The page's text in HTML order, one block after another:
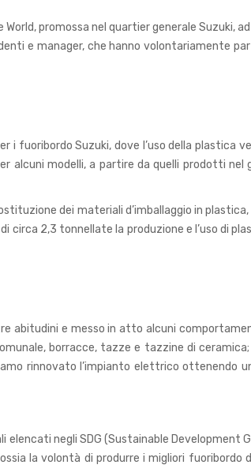
promossa nel quartier generale Suzuki, ad
e manager, che hanno volontariamente
fuoribordo Suzuki, dove l’uso della plastica
alcuni modelli, a partire da quelli prodotti
dei materiali d’imballaggio in
circa 2,3 tonnellate la produzione e l’uso di
abitudini e messo in atto alcuni
borracce, tazze e tazzine di
rinnovato l’impianto elettrico ottenendo
negli SDG (Sustainable Development
ossia la volontà di produrre i migliori fuoribordo